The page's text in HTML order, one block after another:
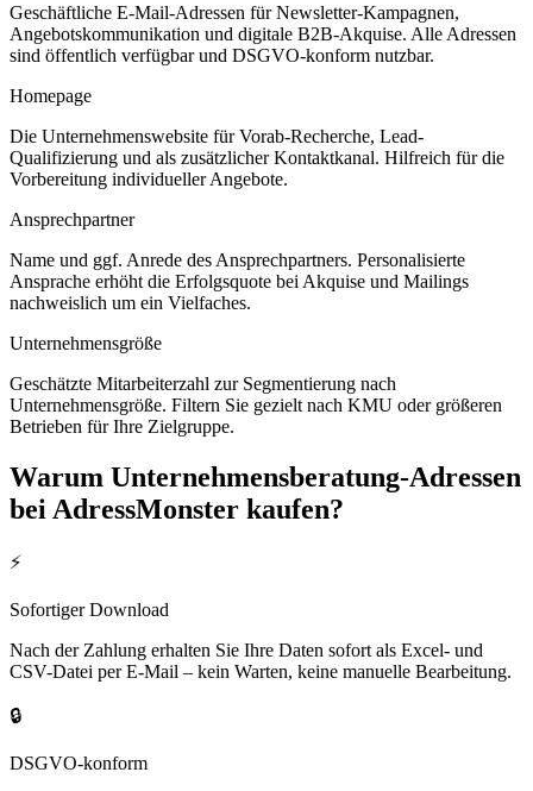
Geschäftliche E-Mail-Adressen für Newsletter-Kampagnen,
Angebotskommunikation und digitale B2B-Akquise. Alle Adressen
sind öffentlich verfügbar und DSGVO-konform nutzbar.
Homepage
Die Unternehmenswebsite für Vorab-Recherche, Lead-
Qualifizierung und als zusätzlicher Kontaktkanal. Hilfreich für die
Vorbereitung individueller Angebote.
Ansprechpartner
Name und ggf. Anrede des Ansprechpartners. Personalisierte
Ansprache erhöht die Erfolgsquote bei Akquise und Mailings
nachweislich um ein Vielfaches.
Unternehmensgröße
Geschätzte Mitarbeiterzahl zur Segmentierung nach
Unternehmensgröße. Filtern Sie gezielt nach KMU oder größeren
Betrieben für Ihre Zielgruppe.
Warum Unternehmensberatung-Adressen
bei AdressMonster kaufen?
⚡
Sofortiger Download
Nach der Zahlung erhalten Sie Ihre Daten sofort als Excel- und
CSV-Datei per E-Mail – kein Warten, keine manuelle Bearbeitung.
🔒
DSGVO-konform